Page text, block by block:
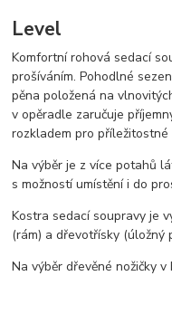
Level
Komfortní rohová sedací
prošíváním. Pohodlné
pěna položená na
v opěradle zaručuje
rozkladem pro
Na výběr je z více potahů
s možností umístění i do
Kostra sedací soupravy je
(rám) a dřevotřísky (úložný
Na výběr dřevěné nožičky